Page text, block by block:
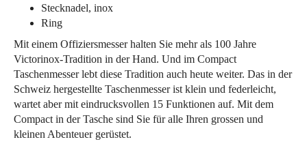
Stecknadel, inox
Ring
Mit einem Offiziersmesser halten Sie mehr als 100 Jahre
Victorinox-Tradition in der Hand. Und im Compact
Taschenmesser lebt diese Tradition auch heute weiter. Das in der
Schweiz hergestellte Taschenmesser ist klein und federleicht,
wartet aber mit eindrucksvollen 15 Funktionen auf. Mit dem
Compact in der Tasche sind Sie für alle Ihren grossen und
kleinen Abenteuer gerüstet.